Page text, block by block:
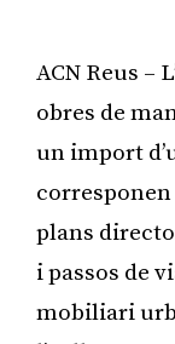
ACN Reus –
obres de
un import
plans
i passos de
mobiliari